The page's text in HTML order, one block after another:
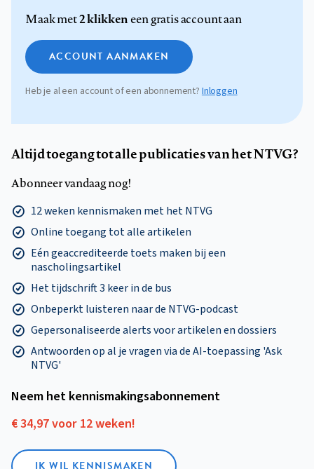
Maak met2 klikkeneen gratis account aan
ACCOUNT AANMAKEN
Heb je al een account of een abonnement? Inloggen
Altijd toegang tot alle publicaties van het NTVG?
Abonneer vandaag nog!
12 weken kennismaken met het NTVG
Online toegang tot alle artikelen
Eén geaccrediteerde toets maken bij een
nascholingsartikel
Het tijdschrift 3 keer in de bus
Onbeperkt luisteren naar de NTVG-podcast
Gepersonaliseerde alerts voor artikelen en dossiers
Antwoorden op al je vragen via de AI-toepassing 'Ask
NTVG'
Neem het kennismakings­abonnement
€ 34,97 voor 12 weken!
IK WIL KENNISMAKEN